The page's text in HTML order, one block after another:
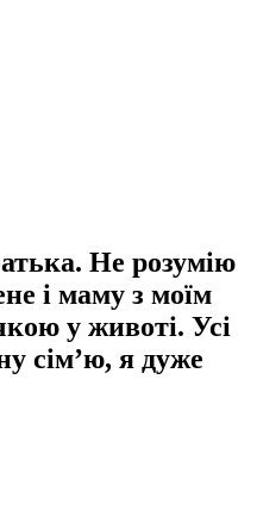
Не розумію
і маму з моїм
у животі. Усі
сім’ю, я дуже